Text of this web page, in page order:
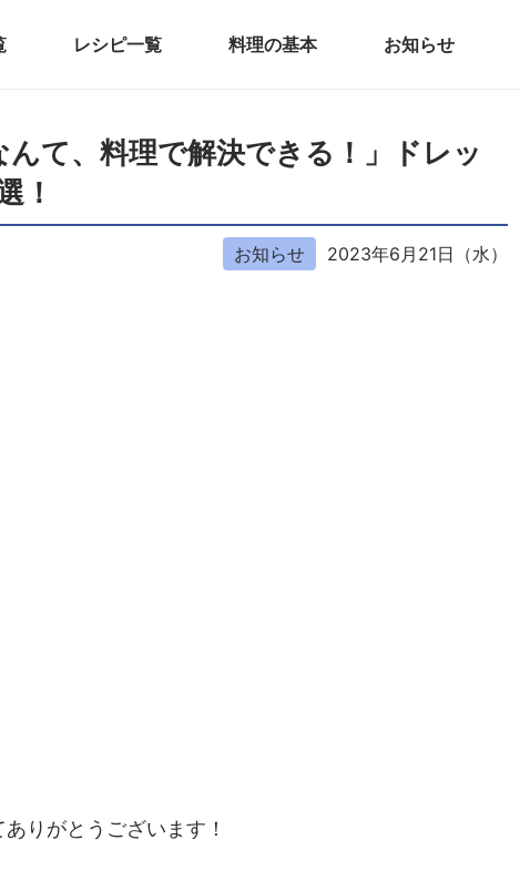
レシピ一覧 料理の基本 お知らせ
て、料理で解決できる！」ドレッ
！
お知らせ 2023年6月21日（水）
りがとうございます！